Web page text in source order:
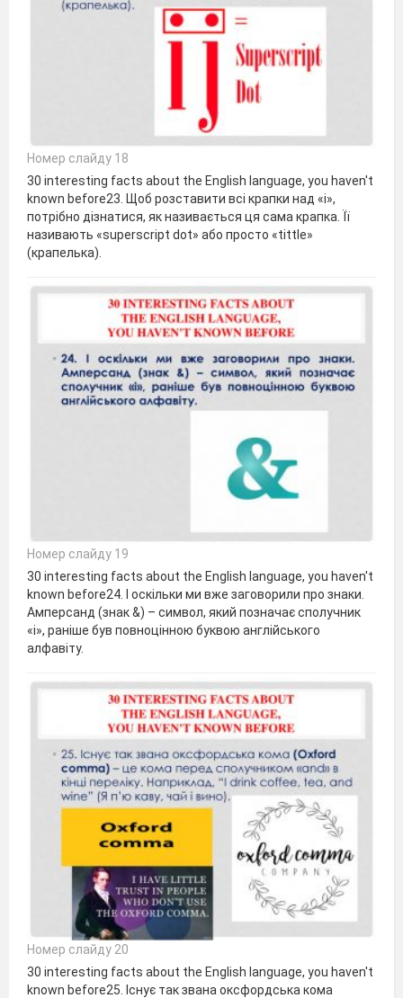
Номер слайду 18
30 interesting facts about the English language, you haven't
known before23. Щоб розставити всі крапки над «і»,
потрібно дізнатися, як називається ця сама крапка. Її
називають «superscript dot» або просто «tittle»
(крапелька).
Номер слайду 19
30 interesting facts about the English language, you haven't
known before24. І оскільки ми вже заговорили про знаки.
Амперсанд (знак &) – символ, який позначає сполучник
«і», раніше був повноцінною буквою англійського
алфавіту.
Номер слайду 20
30 interesting facts about the English language, you haven't
known before25. Існує так звана оксфордська кома